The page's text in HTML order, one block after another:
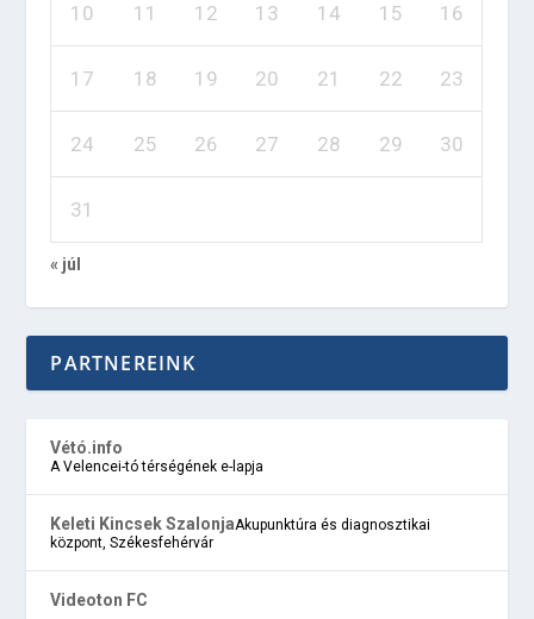
10 11 12 13 14 15 16
17 18 19 20 21 22 23
24 25 26 27 28 29 30
31
« júl
PARTNEREINK
Vétó.info
A Velencei-tó térségének e-lapja
Keleti Kincsek SzalonjaAkupunktúra és diagnosztikai
központ, Székesfehérvár
Videoton FC